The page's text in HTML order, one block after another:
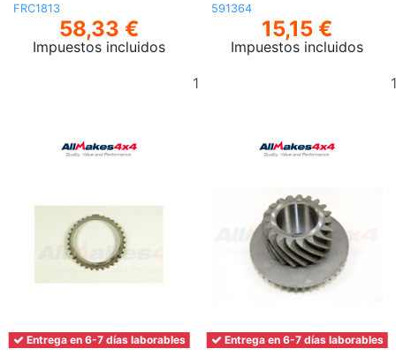
FRC1813
58,33 €
Impuestos incluidos
591364
15,15 €
Impuestos incluidos
Entrega en 6-7 días laborables Entrega en 6-7 días laborables